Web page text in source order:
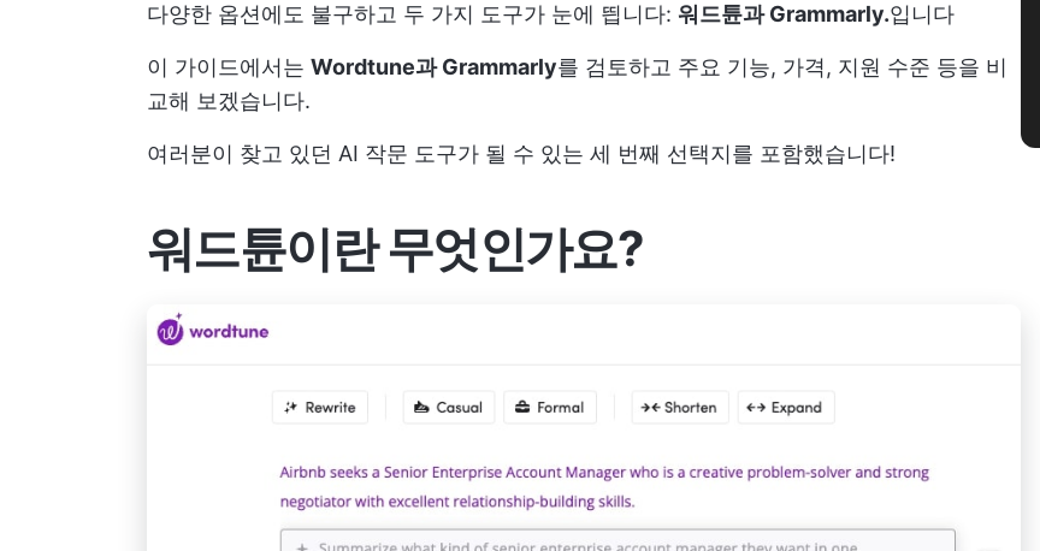
다양한 옵션에도 불구하고 두 가지 도구가 눈에 띕니다: 워드튠과 Grammarly.입니다
이 가이드에서는 Wordtune과 Grammarly를 검토하고 주요 기능, 가격, 지원 수준 등을 비
교해 보겠습니다.
여러분이 찾고 있던 AI 작문 도구가 될 수 있는 세 번째 선택지를 포함했습니다!
워드튠이란 무엇인가요?